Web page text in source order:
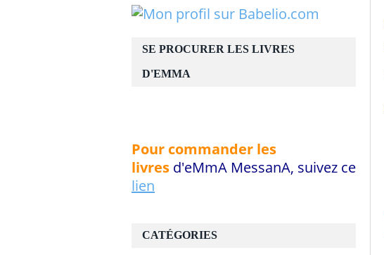
CATÉGORIES
SE PROCURER LES LIVRES
D'EMMA
Pour commander les
livres d'eMmA MessanA, suivez ce
lien